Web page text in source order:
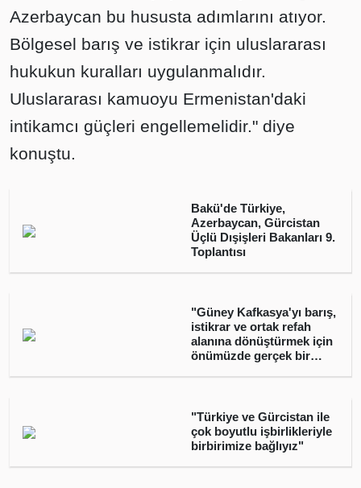
Azerbaycan bu hususta adımlarını atıyor.
Bölgesel barış ve istikrar için uluslararası
hukukun kuralları uygulanmalıdır.
Uluslararası kamuoyu Ermenistan'daki
intikamcı güçleri engellemelidir." diye
konuştu.
Bakü'de Türkiye,
Azerbaycan, Gürcistan
Üçlü Dışişleri Bakanları 9.
Toplantısı
"Güney Kafkasya'yı barış,
istikrar ve ortak refah
alanına dönüştürmek için
önümüzde gerçek bir
"Türkiye ve Gürcistan ile
çok boyutlu işbirlikleriyle
birbirimize bağlıyız"